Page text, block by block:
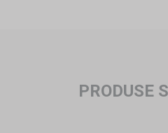
PRODUSE